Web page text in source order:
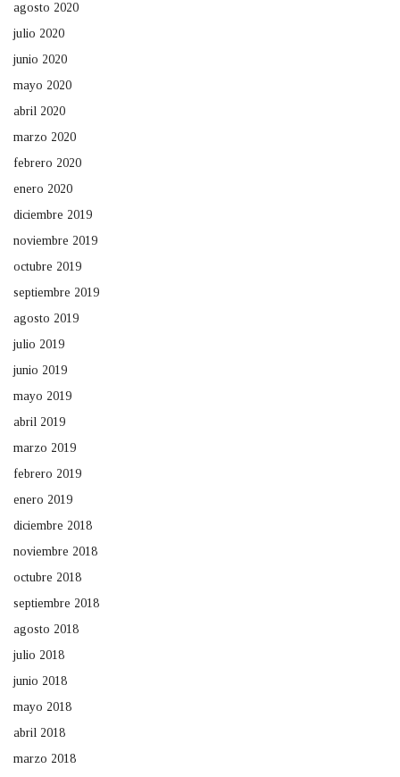
agosto 2020
julio 2020
junio 2020
mayo 2020
abril 2020
marzo 2020
febrero 2020
enero 2020
diciembre 2019
noviembre 2019
octubre 2019
septiembre 2019
agosto 2019
julio 2019
junio 2019
mayo 2019
abril 2019
marzo 2019
febrero 2019
enero 2019
diciembre 2018
noviembre 2018
octubre 2018
septiembre 2018
agosto 2018
julio 2018
junio 2018
mayo 2018
abril 2018
marzo 2018